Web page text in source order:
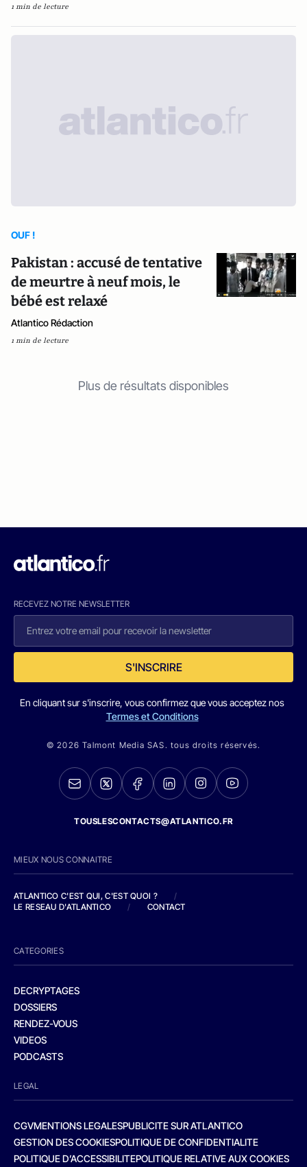
1 min de lecture
OUF !
Pakistan : accusé de tentative
de meurtre à neuf mois, le
bébé est relaxé
Atlantico Rédaction
1 min de lecture
Plus de résultats disponibles
RECEVEZ NOTRE NEWSLETTER
S'INSCRIRE
En cliquant sur s'inscrire, vous confirmez que vous acceptez nos
Termes et Conditions
© 2026 Talmont Media SAS. tous droits réservés.
TOUSLESCONTACTS@ATLANTICO.FR
MIEUX NOUS CONNAITRE
ATLANTICO C'EST QUI, C'EST QUOI ?
/
LE RESEAU D'ATLANTICO
/ CONTACT
CATEGORIES
DECRYPTAGES
DOSSIERS
RENDEZ-VOUS
VIDEOS
PODCASTS
LEGAL
CGVMENTIONS LEGALESPUBLICITE SUR ATLANTICO
GESTION DES COOKIESPOLITIQUE DE CONFIDENTIALITE
POLITIQUE D’ACCESSIBILITEPOLITIQUE RELATIVE AUX COOKIES